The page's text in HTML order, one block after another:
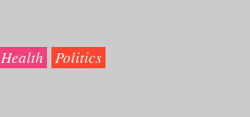
Health Politics